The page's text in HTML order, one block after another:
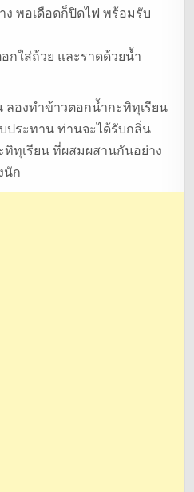
ง พอเดือดก็ปิดไฟ พร้อมรับ
กใส่ถ้วย และราดด้วยน้ำ
องทำข้าวตอกน้ำกะทิทุเรียน
ประทาน ท่านจะได้รับกลิ่น
ทุเรียน ที่ผสมผสานกันอย่าง
นัก